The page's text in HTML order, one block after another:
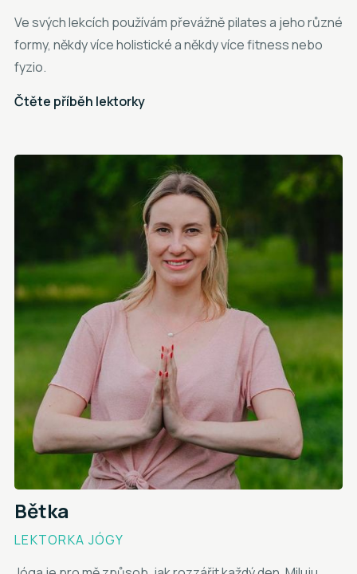
Ve svých lekcích používám převážně pilates a jeho různé
formy, někdy více holistické a někdy více fitness nebo
fyzio.
Čtěte příběh lektorky
Bětka
LEKTORKA JÓGY